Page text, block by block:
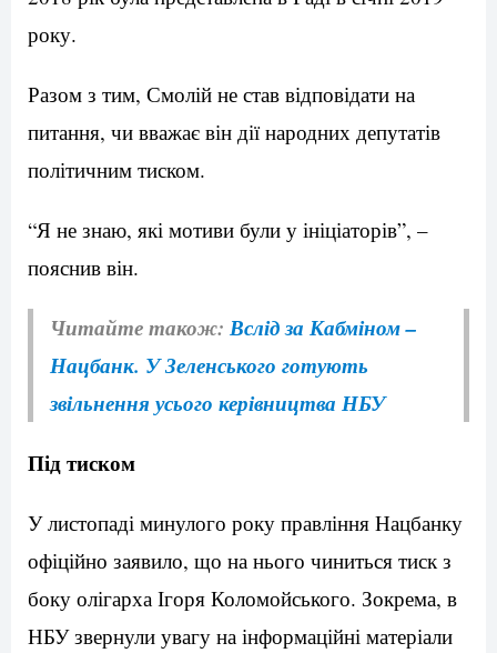
року.
Разом з тим, Смолій не став відповідати на
питання, чи вважає він дії народних депутатів
політичним тиском.
“Я не знаю, які мотиви були у ініціаторів”, –
пояснив він.
Читайте також: Вслід за Кабміном –
Нацбанк. У Зеленського готують
звільнення усього керівництва НБУ
Під тиском
У листопаді минулого року правління Нацбанку
офіційно заявило, що на нього чиниться тиск з
боку олігарха Ігоря Коломойського. Зокрема, в
НБУ звернули увагу на інформаційні матеріали